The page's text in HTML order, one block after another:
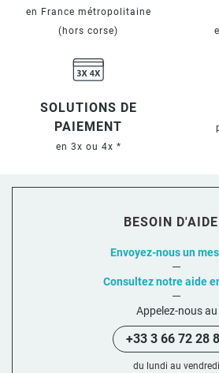
en France métropolitaine
(hors corse)
SOLUTIONS DE
PAIEMENT
en 3x ou 4x *
BESOIN
Envoyez-nous un
Consultez notre aide
Appelez-nous au
+33 3 66 72 28
du lundi au vendredi